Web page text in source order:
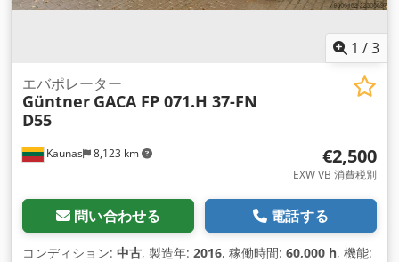
1 /3
Kaunas 8,123 km
エバポレーター
Güntner GACA FP 071.H 37-FN
D55
€2,500
EXW VB 消費税別
問い合わせる 電話する
コンディション: 中古, 製造年: 2016, 稼働時間: 60,000 h, 機能: